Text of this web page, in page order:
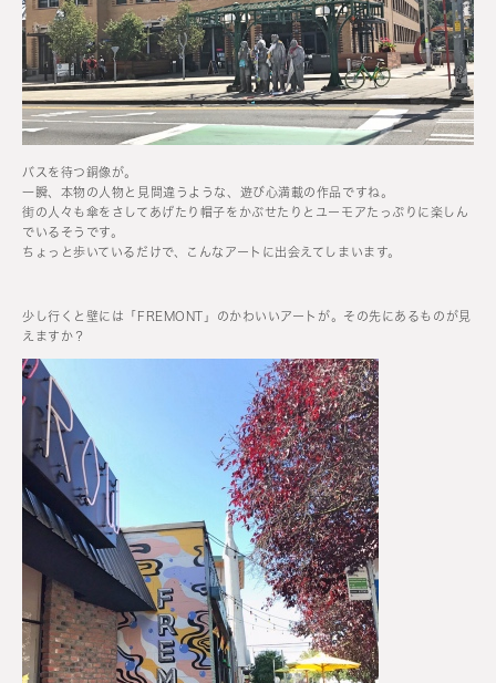
バスを待つ銅像が。
一瞬、本物の人物と見間違うような、遊び心満載の作品ですね。
街の人々も傘をさしてあげたり帽子をかぶせたりとユーモアたっぷりに楽しん
でいるそうです。
ちょっと歩いているだけで、こんなアートに出会えてしまいます。
少し行くと壁には「FREMONT」のかわいいアートが。その先にあるものが見
えますか？